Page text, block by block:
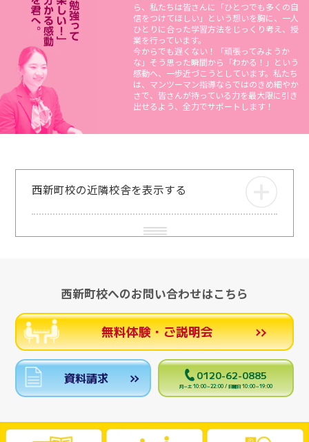
ら、私たちは皆さんに「ひとつでも多くの自
信をつけてほしい」という想いを胸に、一人
ひとりに合った学習方法をじっくり考え、授
業を行っています。
今からでも遅くない！「頑張ってみようか
な」そう思った瞬間から「わかる！」という
感動へ、一歩近づこうとしています。私たち
は、マンツーマン指導ならではのきめ細やか
さで、皆さんが持っている力を最大限に引き
出せるよう、全力でサポートします！
西新町校の近隣校舎を表示する
西新町校へのお問い合わせはこちら
無料体験・ご説明会
資料請求 0120-62-0885
月～土 10:00～22:00 / 日曜日 10:00～19:00